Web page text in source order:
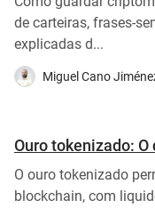
de carteiras, frases-
explicadas d...
Miguel Cano
Ouro tokenizado:
O ouro tokenizado
blockchain, com